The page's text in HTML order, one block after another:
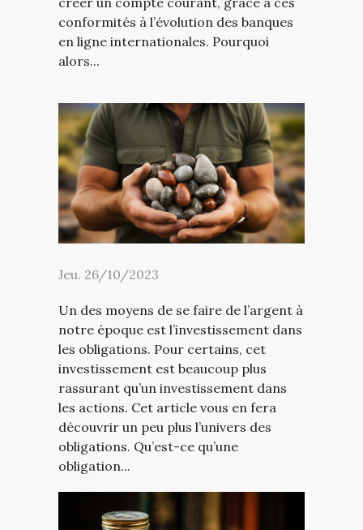
conformités à l’évolution des banques
en ligne internationales. Pourquoi
alors...
Jeu. 26/10/2023
Un des moyens de se faire de l’argent à
notre époque est l’investissement dans
les obligations. Pour certains, cet
investissement est beaucoup plus
rassurant qu’un investissement dans
les actions. Cet article vous en fera
découvrir un peu plus l’univers des
obligations. Qu’est-ce qu’une
obligation...